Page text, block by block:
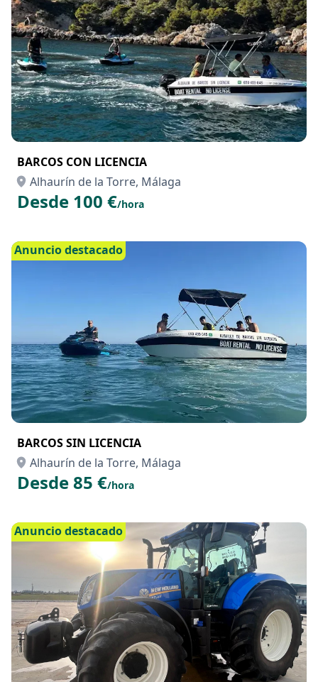
BARCOS CON LICENCIA
Alhaurín de la Torre, Málaga
Desde 100 €/hora
Anuncio destacado
BARCOS SIN LICENCIA
Alhaurín de la Torre, Málaga
Desde 85 €/hora
Anuncio destacado